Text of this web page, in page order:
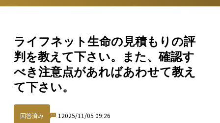
ライフネット生命の見積もりの評
判を教えて下さい。また、確認す
べき注意点があればあわせて教え
て下さい。
回答済み 1 2025/11/05 09:26